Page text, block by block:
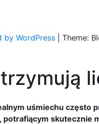
by WordPress
Theme:
uśmiechu często
potrafiącym skutecznie